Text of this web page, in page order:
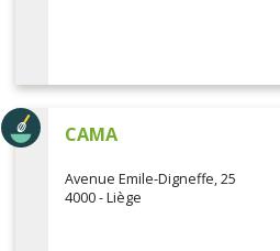
CAMA
Avenue Emile-Digneffe, 25
4000 - Liège